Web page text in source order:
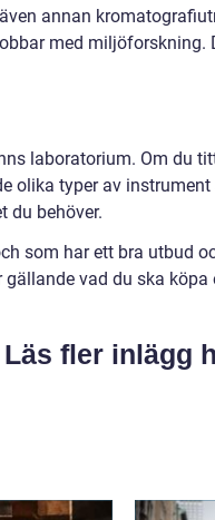
annan
med
laboratorium. Om du
olika typer av
du behöver.
som har ett bra utbud
vad du ska köpa
Läs fler inlägg